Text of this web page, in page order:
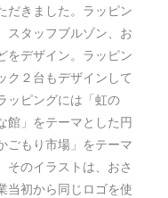
だきました。ラッピン
スタッフブルゾン、お
をデザイン。ラッピン
ク２台もデザインして
ッピングには「虹の
館」をテーマとした円
ごもり市場」をテーマ
そのイラストは、おさ
当初から同じロゴを使